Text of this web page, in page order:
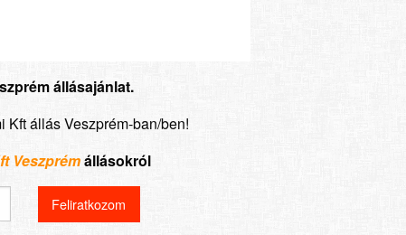
állásajánlat.
Kft állás Veszprém-ban/ben!
Veszprémállásokról